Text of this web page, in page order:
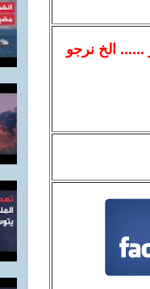
...... الخ نرجو